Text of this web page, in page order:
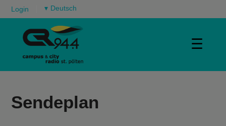
Login ▾
☰
Sendeplan